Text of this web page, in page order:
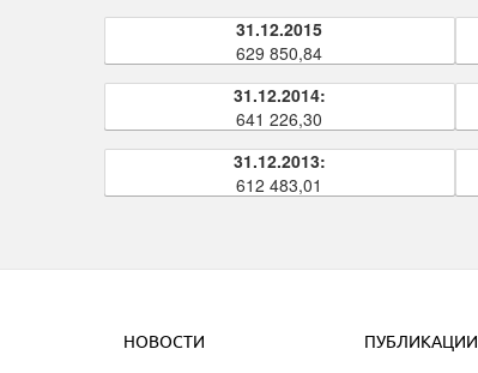
31.12.2015
629 850,84
31.12.2014:
641 226,30
31.12.2013:
612 483,01
НОВОСТИ ПУБЛИКАЦИИ